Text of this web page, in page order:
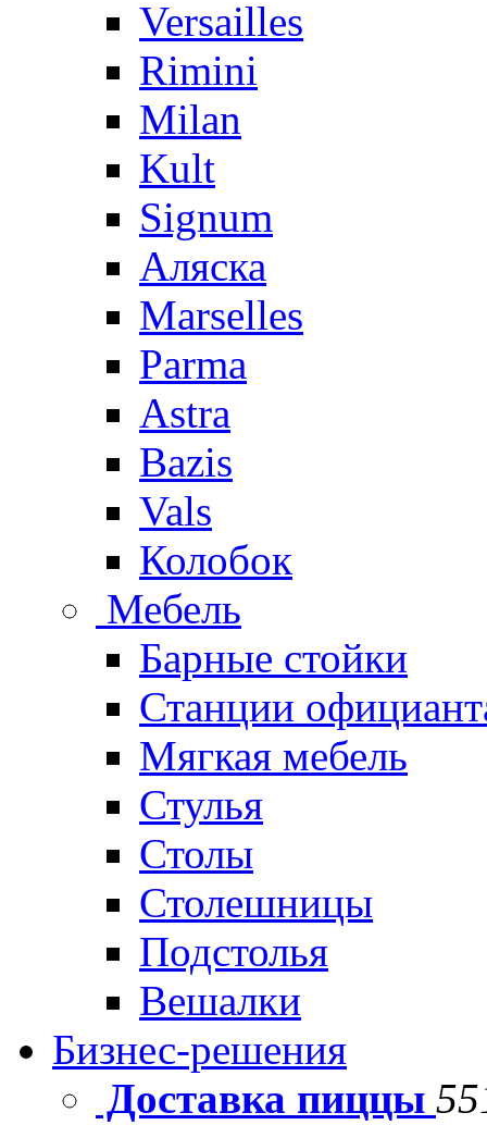
Versailles
Rimini
Milan
Kult
Signum
Аляска
Marselles
Parma
Astra
Bazis
Vals
Колобок
Мебель
Барные стойки
Станции
Мягкая мебель
Стулья
Столы
Столешницы
Подстолья
Вешалки
Бизнес-решения
Доставка пиццы